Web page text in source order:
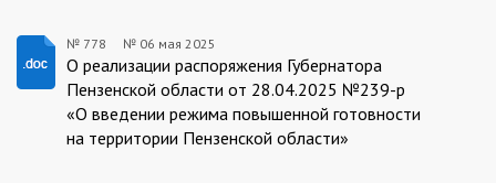
778/06.05.2025
№ 778 № 06 мая 2025
О реализации распоряжения Губернатора
Пензенской области от 28.04.2025 №239-р
«О введении режима повышенной готовности
на территории Пензенской области»